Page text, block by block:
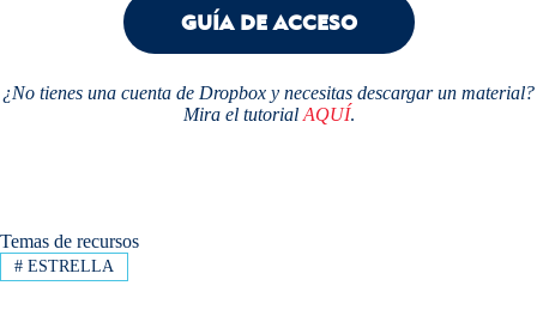
GUÍA DE ACCESO
¿No tienes una cuenta de Dropbox y necesitas descargar un material?
Mira el tutorial AQUÍ.
Temas de recursos
#ESTRELLA